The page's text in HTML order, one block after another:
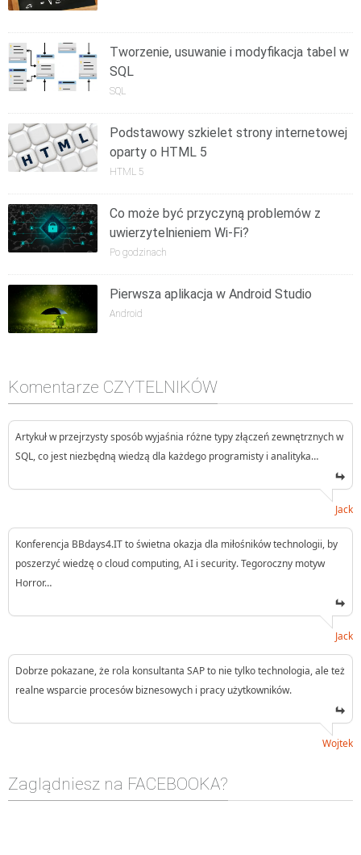
Tworzenie, usuwanie i modyfikacja tabel w
SQL
SQL
Podstawowy szkielet strony internetowej
oparty o HTML 5
HTML 5
Co może być przyczyną problemów z
uwierzytelnieniem Wi-Fi?
Po godzinach
Pierwsza aplikacja w Android Studio
Android
Komentarze CZYTELNIKÓW
Artykuł w przejrzysty sposób wyjaśnia różne typy złączeń zewnętrznych w
SQL, co jest niezbędną wiedzą dla każdego programisty i analityka…
Jack
Konferencja BBdays4.IT to świetna okazja dla miłośników technologii, by
poszerzyć wiedzę o cloud computing, AI i security. Tegoroczny motyw
Horror…
Jack
Dobrze pokazane, że rola konsultanta SAP to nie tylko technologia, ale też
realne wsparcie procesów biznesowych i pracy użytkowników.
Wojtek
Zaglądniesz na FACEBOOKA?